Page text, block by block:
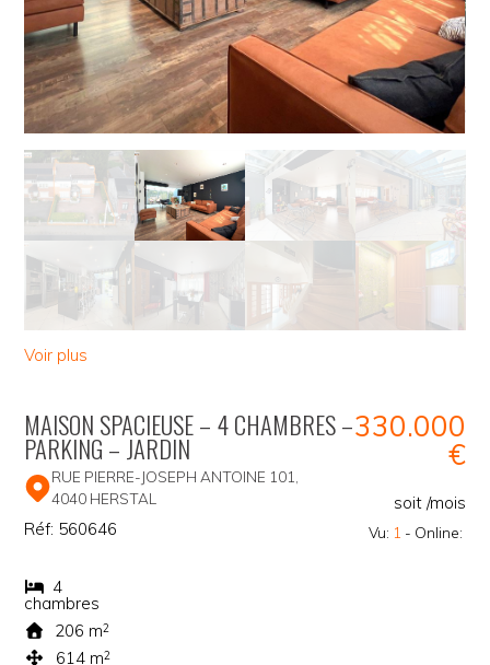
Voir plus
MAISON SPACIEUSE – 4 CHAMBRES –
PARKING – JARDIN
RUE PIERRE-JOSEPH ANTOINE 101,
4040 HERSTAL
Réf: 560646
330.000
€
soit /mois
Vu: 1 - Online:
4
chambres
206 m2
614 m2